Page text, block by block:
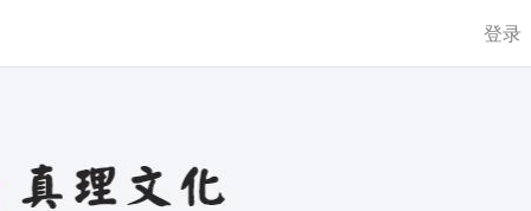
登录